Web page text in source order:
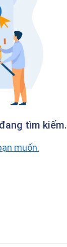
tìm kiếm.
muốn.